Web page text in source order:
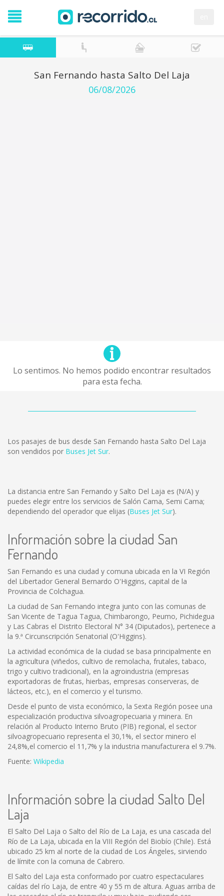
San Fernando hasta Salto Del Laja
06/08/2026
Lo sentimos. No hemos podido encontrar resultados
para esta fecha.
Los pasajes de bus desde San Fernando hasta Salto Del Laja
son vendidos por Buses Jet Sur.
La distancia entre San Fernando y Salto Del Laja es (N/A) y
puedes elegir entre los servicios de Salón Cama, Semi Cama;
dependiendo del operador que elijas (Buses Jet Sur).
Información sobre la ciudad San
Fernando
San Fernando es una ciudad y comuna ubicada en la VI Región
del Libertador General Bernardo O'Higgins, capital de la
Provincia de Colchagua.
La ciudad de San Fernando integra junto con las comunas de
San Vicente de Tagua Tagua, Chimbarongo, Peumo, Pichidegua
y Las Cabras el Distrito Electoral N° 34 (Diputados), pertenece a
la 9.ª Circunscripción Senatorial (O'Higgins).
La actividad económica de la ciudad se basa principalmente en
la agricultura (viñedos, cultivo de remolacha, frutales, tabaco,
trigo y cultivo tradicional), en la agroindustria (empresas
exportadoras de frutas, hierbas, empresas conserveras, de
lácteos, etc.), en el comercio y el turismo.
Desde el punto de vista económico, la Sexta Región posee una
especialización productiva silvoagropecuaria y minera. En
relación al Producto Interno Bruto (PIB) regional, el sector
silvoagropecuario representa el 30,1%, el sector minero el
24,8%,el comercio el 11,7% y la industria manufacturera el 9.7%.
Fuente: Wikipedia
Información sobre la ciudad Salto Del
Laja
El Salto Del Laja o Salto del Río de La Laja, es una cascada del
Río de La Laja, ubicada en la VIII Región del Biobío (Chile). Está
ubicado 25 km al norte de la ciudad de Los Ángeles, sirviendo
de límite con la comuna de Cabrero.
El Salto del Laja esta conformado por cuatro espectaculares
caídas del río Laja, de entre 40 y 55 m de altura. Aguas arriba de